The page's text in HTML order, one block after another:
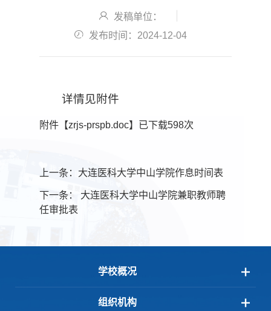
发稿单位：
发布时间：2024-12-04
详情见附件
附件【zrjs-prspb.doc】已下载598次
上一条： 大连医科大学中山学院作息时间表
下一条：
大连医科大学中山学院兼职教师聘
任审批表
学校概况
组织机构